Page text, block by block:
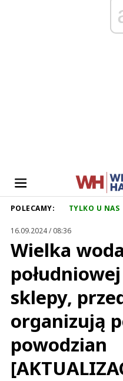
POLECAMY: TYLKO U NAS
16.09.2024 / 08:36
Wielka
sklepy,
organizują
powodzian